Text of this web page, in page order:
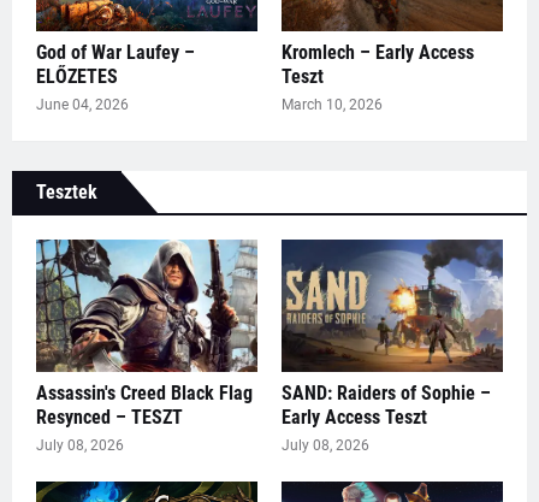
God of War Laufey –
ELŐZETES
June 04, 2026
Kromlech – Early Access
Teszt
March 10, 2026
Tesztek
Assassin's Creed Black Flag
Resynced – TESZT
July 08, 2026
SAND: Raiders of Sophie –
Early Access Teszt
July 08, 2026